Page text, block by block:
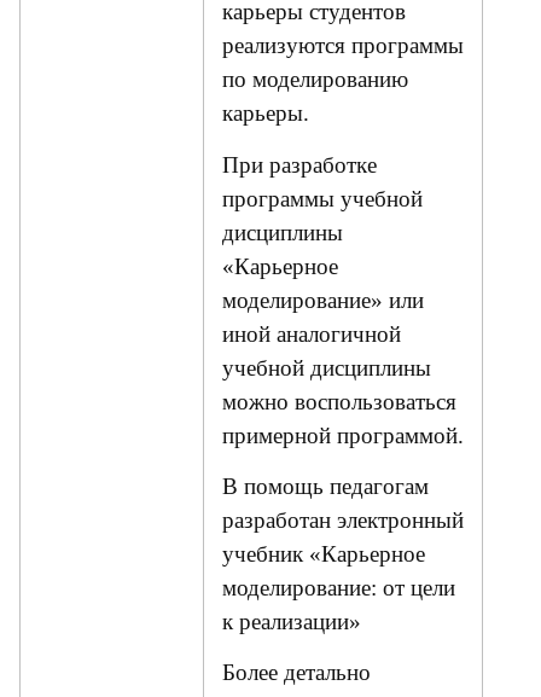
карьеры студентов
реализуются программы
по моделированию
карьеры.
При разработке
программы учебной
дисциплины
«Карьерное
моделирование» или
иной аналогичной
учебной дисциплины
можно воспользоваться
примерной программой.
В помощь педагогам
разработан электронный
учебник «Карьерное
моделирование: от цели
к реализации»
Более детально